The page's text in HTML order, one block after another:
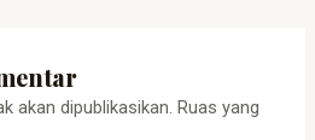
akan dipublikasikan. Ruas yang